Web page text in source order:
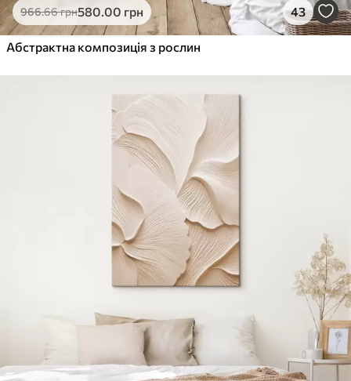
966.66грн580.00 грн 43
Абстрактна композиція з рослин